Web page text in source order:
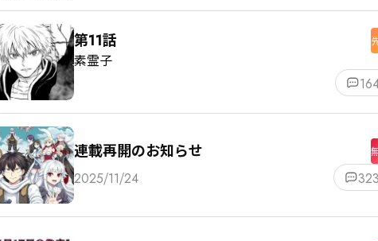
第11話
素霊子
連載再開のお知らせ
2025/11/24 323